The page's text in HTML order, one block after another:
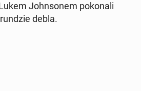
John­so­nem po­ko­na­li
debla.